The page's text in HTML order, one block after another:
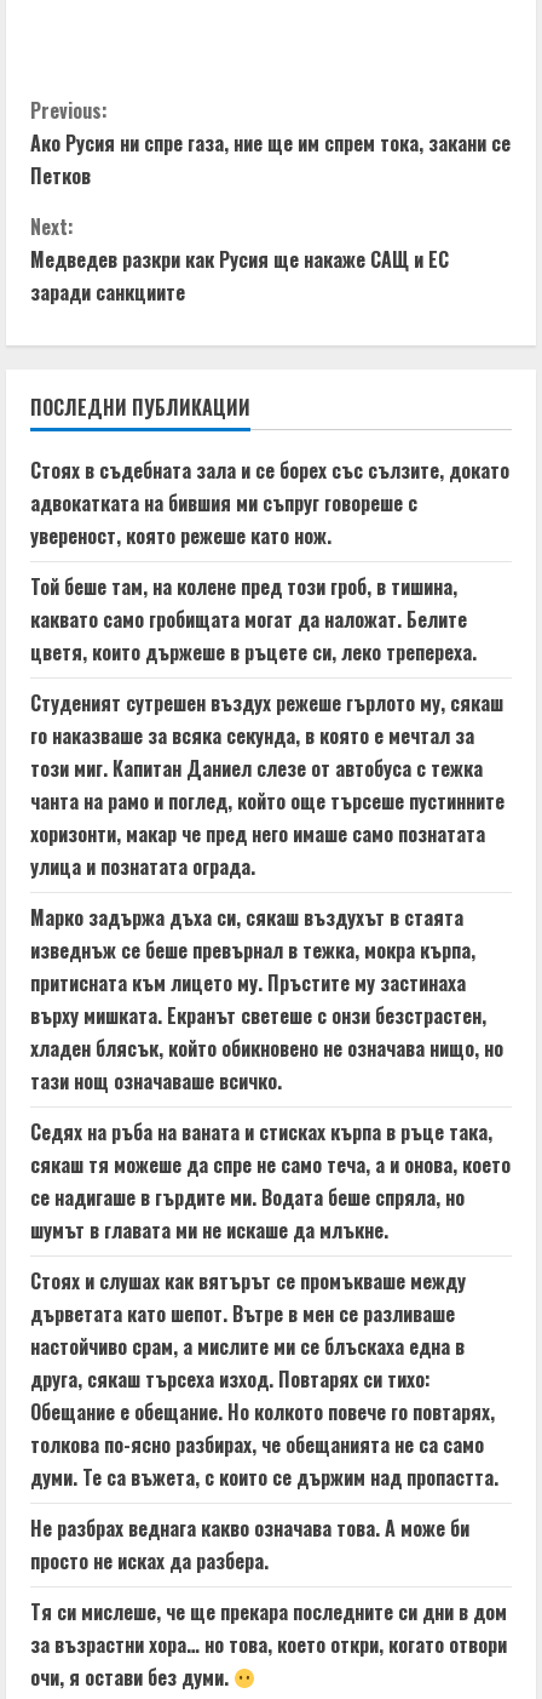
C
o
n
t
u
e
R
e
a
d
i
n
g
Previous:
Ако Русия ни спре газа, ние ще им спрем тока, закани се
Петков
Next:
Медведев разкри как Русия ще накаже САЩ и ЕС
заради санкциите
ПОСЛЕДНИ ПУБЛИКАЦИИ
Стоях в съдебната зала и се борех със сълзите, докато
адвокатката на бившия ми съпруг говореше с
увереност, която режеше като нож.
Той беше там, на колене пред този гроб, в тишина,
каквато само гробищата могат да наложат. Белите
цветя, които държеше в ръцете си, леко трепереха.
Студеният сутрешен въздух режеше гърлото му, сякаш
го наказваше за всяка секунда, в която е мечтал за
този миг. Капитан Даниел слезе от автобуса с тежка
чанта на рамо и поглед, който още търсеше пустинните
хоризонти, макар че пред него имаше само познатата
улица и познатата ограда.
Марко задържа дъха си, сякаш въздухът в стаята
изведнъж се беше превърнал в тежка, мокра кърпа,
притисната към лицето му. Пръстите му застинаха
върху мишката. Екранът светеше с онзи безстрастен,
хладен блясък, който обикновено не означава нищо, но
тази нощ означаваше всичко.
Седях на ръба на ваната и стисках кърпа в ръце така,
сякаш тя можеше да спре не само теча, а и онова, което
се надигаше в гърдите ми. Водата беше спряла, но
шумът в главата ми не искаше да млъкне.
Стоях и слушах как вятърът се промъкваше между
дърветата като шепот. Вътре в мен се разливаше
настойчиво срам, а мислите ми се блъскаха една в
друга, сякаш търсеха изход. Повтарях си тихо:
Обещание е обещание. Но колкото повече го повтарях,
толкова по-ясно разбирах, че обещанията не са само
думи. Те са въжета, с които се държим над пропастта.
Не разбрах веднага какво означава това. А може би
просто не исках да разбера.
Тя си мислеше, че ще прекара последните си дни в дом
за възрастни хора… но това, което откри, когато отвори
очи, я остави без думи.